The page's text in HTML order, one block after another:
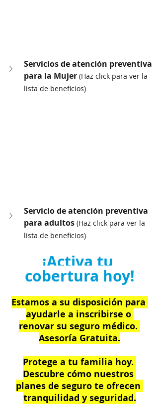
Servicios de atención preventiva
para la Mujer (Haz click para ver la
lista de beneficios)
Servicio de atención preventiva
para adultos (Haz click para ver la
lista de beneficios)
¡Activa tu
cobertura hoy!
Estamos a su disposición para
ayudarle a inscribirse o
renovar su seguro médico.
Asesoría Gratuita.
Protege a tu familia hoy.
Descubre cómo nuestros
planes de seguro te ofrecen
tranquilidad y seguridad.